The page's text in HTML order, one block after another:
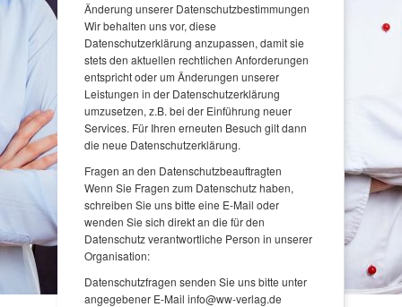
Änderung unserer Datenschutzbestimmungen
Wir behalten uns vor, diese
Datenschutzerklärung anzupassen, damit sie
stets den aktuellen rechtlichen Anforderungen
entspricht oder um Änderungen unserer
Leistungen in der Datenschutzerklärung
umzusetzen, z.B. bei der Einführung neuer
Services. Für Ihren erneuten Besuch gilt dann
die neue Datenschutzerklärung.
Fragen an den Datenschutzbeauftragten
Wenn Sie Fragen zum Datenschutz haben,
schreiben Sie uns bitte eine E-Mail oder
wenden Sie sich direkt an die für den
Datenschutz verantwortliche Person in unserer
Organisation:
Datenschutzfragen senden Sie uns bitte unter
angegebener E-Mail info@ww-verlag.de